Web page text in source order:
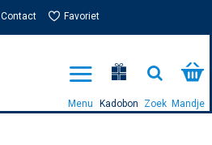
Contact Favoriet